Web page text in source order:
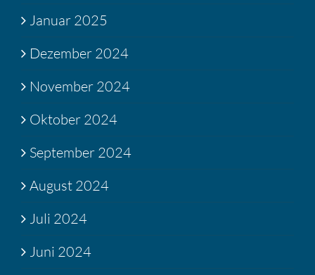
Januar 2025
Dezember 2024
November 2024
Oktober 2024
September 2024
August 2024
Juli 2024
Juni 2024